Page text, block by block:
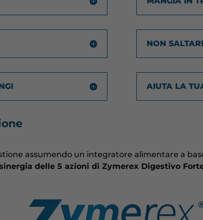
NON
AIUTA LA
assumendo un integratore alimentare a
delle 5 azioni di Zymerex Digestivo